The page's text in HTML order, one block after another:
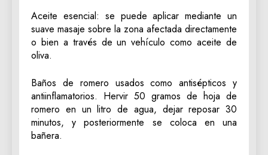
Aceite esencial: se puede aplicar mediante un
suave masaje sobre la zona afectada directamente
o bien a través de un vehículo como aceite de
oliva.
Baños de romero usados como antisépticos y
antiinflamatorios. Hervir 50 gramos de hoja de
romero en un litro de agua, dejar reposar 30
minutos, y posteriormente se coloca en una
bañera.